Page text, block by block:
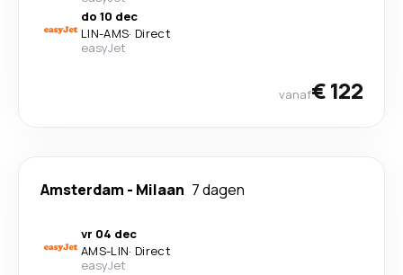
do 10 dec
LIN-AMS· Direct
easyJet
vanaf€ 122
Amsterdam - Milaan 7 dagen
vr 04 dec
AMS-LIN· Direct
easyJet